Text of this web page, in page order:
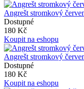
Angrešt stromkový
Dostupné
180 Kč
Koupit na eshopu
Angrešt stromkový
Dostupné
180 Kč
Koupit na eshopu